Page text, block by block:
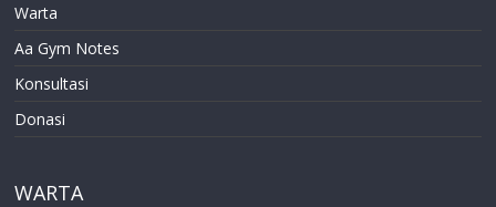
Warta
Aa Gym Notes
Konsultasi
Donasi
WARTA